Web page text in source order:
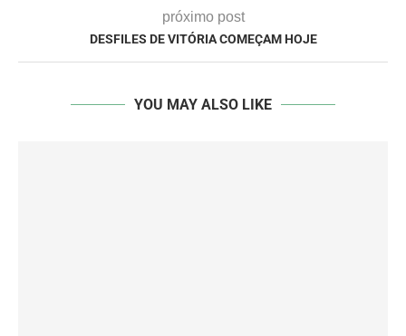
próximo post
DESFILES DE VITÓRIA COMEÇAM HOJE
YOU MAY ALSO LIKE